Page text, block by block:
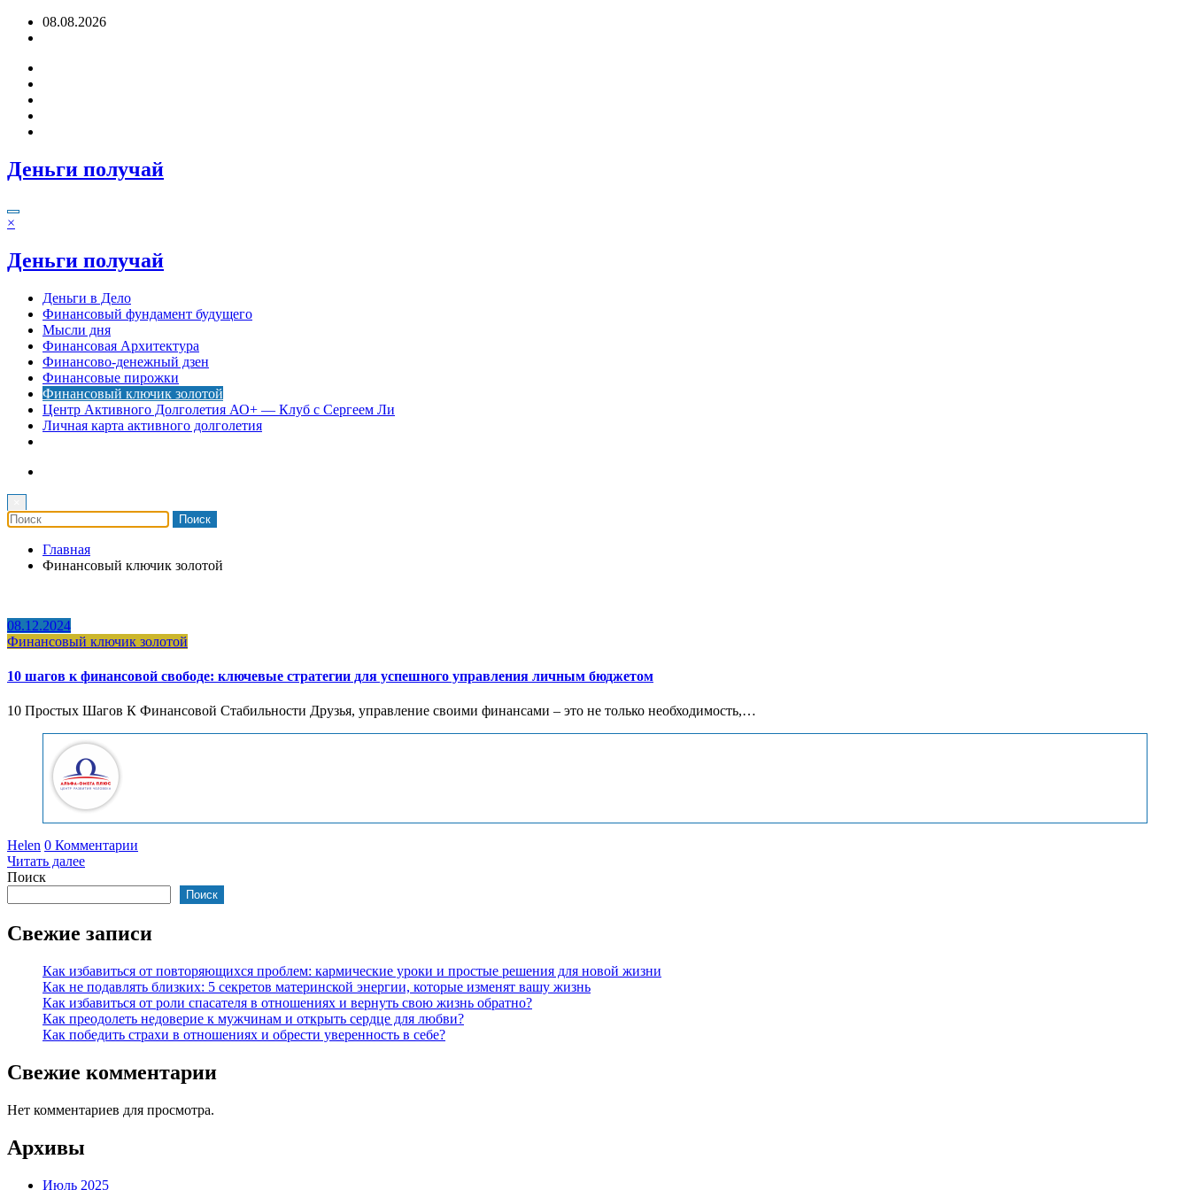
Перейти08.08.2026
Деньги получай
×
Деньги получай
Деньги в Дело
Финансовый фундамент будущего
Мысли дня
Финансовая Архитектура
Финансово-денежный дзен
Финансовые пирожки
Финансовый ключик золотой
Центр Активного Долголетия АО+ — Клуб с Сергеем Ли
Личная карта активного долголетия
Главная
Финансовый ключик золотой
08.12.2024
Финансовый ключик золотой
10 шагов к финансовой свободе: ключевые стратегии для успешного управления личным бюджетом
10 Простых Шагов К Финансовой Стабильности Друзья, управление своими финансами – это не только необходимость,…
Helen 0 Комментарии
Читать далее
Поиск
Поиск
Свежие записи
Как избавиться от повторяющихся проблем: кармические уроки и простые решения для новой жизни
Как не подавлять близких: 5 секретов материнской энергии, которые изменят вашу жизнь
Как избавиться от роли спасателя в отношениях и вернуть свою жизнь обратно?
Как преодолеть недоверие к мужчинам и открыть сердце для любви?
Как победить страхи в отношениях и обрести уверенность в себе?
Свежие комментарии
Нет комментариев для просмотра.
Архивы
Июль 2025